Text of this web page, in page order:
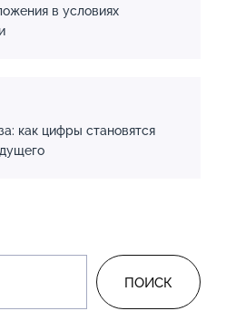
в условиях
как цифры становятся
ПОИСК